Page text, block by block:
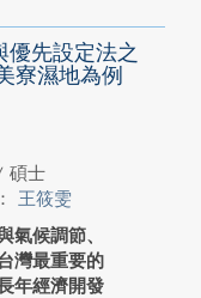
先設定法之
寮濕地為例
碩士
王筱雯
氣候調節、
灣最重要的
年經濟開發